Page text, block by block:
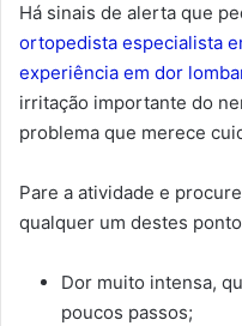
Há sinais de alerta que
ortopedista especialista
experiência em dor
irritação importante do
problema que merece
Pare a atividade e
qualquer um destes
Dor muito intensa,
poucos passos;